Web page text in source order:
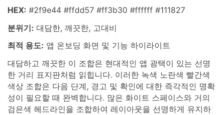
HEX: #2f9e44 #ffdd57 #ff3b30 #ffffff #111827
분위기: 대담한, 깨끗한, 고대비
최적 용도: 앱 온보딩 화면 및 기능 하이라이트
대담하고 깨끗한 이 조합은 현대적인 앱 광택이 있는 선명
한 거리 표지판처럼 읽힙니다. 이러한 녹색 노란색 빨간색
색상 조합은 다음 단계, 경고 및 확인에 대한 즉각적인 명확
성이 필요할 때 완벽합니다. 많은 화이트 스페이스와 거의
검은색 헤드라인을 조합하여 레이아웃을 선명하게 유지하